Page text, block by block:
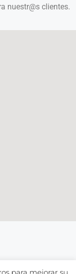
nuestr@s clientes.
para mejorar su